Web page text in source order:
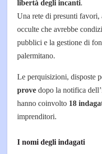
libertà degli incanti.
Una rete di presunti
occulte che avrebbe
pubblici e la gestione di
palermitano.
Le perquisizioni, disposte
prove dopo la notifica
hanno coinvolto 18
imprenditori.
I nomi degli indagati